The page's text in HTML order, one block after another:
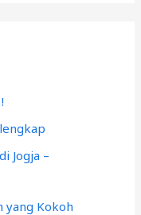
Jogja –
yang Kokoh